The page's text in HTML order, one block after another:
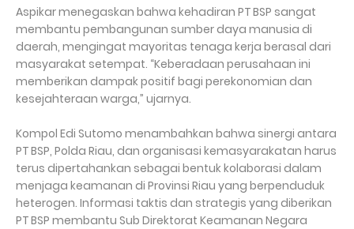
Aspikar menegaskan bahwa kehadiran PT BSP sangat
membantu pembangunan sumber daya manusia di
daerah, mengingat mayoritas tenaga kerja berasal dari
masyarakat setempat. “Keberadaan perusahaan ini
memberikan dampak positif bagi perekonomian dan
kesejahteraan warga,” ujarnya.
Kompol Edi Sutomo menambahkan bahwa sinergi antara
PT BSP, Polda Riau, dan organisasi kemasyarakatan harus
terus dipertahankan sebagai bentuk kolaborasi dalam
menjaga keamanan di Provinsi Riau yang berpenduduk
heterogen. Informasi taktis dan strategis yang diberikan
PT BSP membantu Sub Direktorat Keamanan Negara